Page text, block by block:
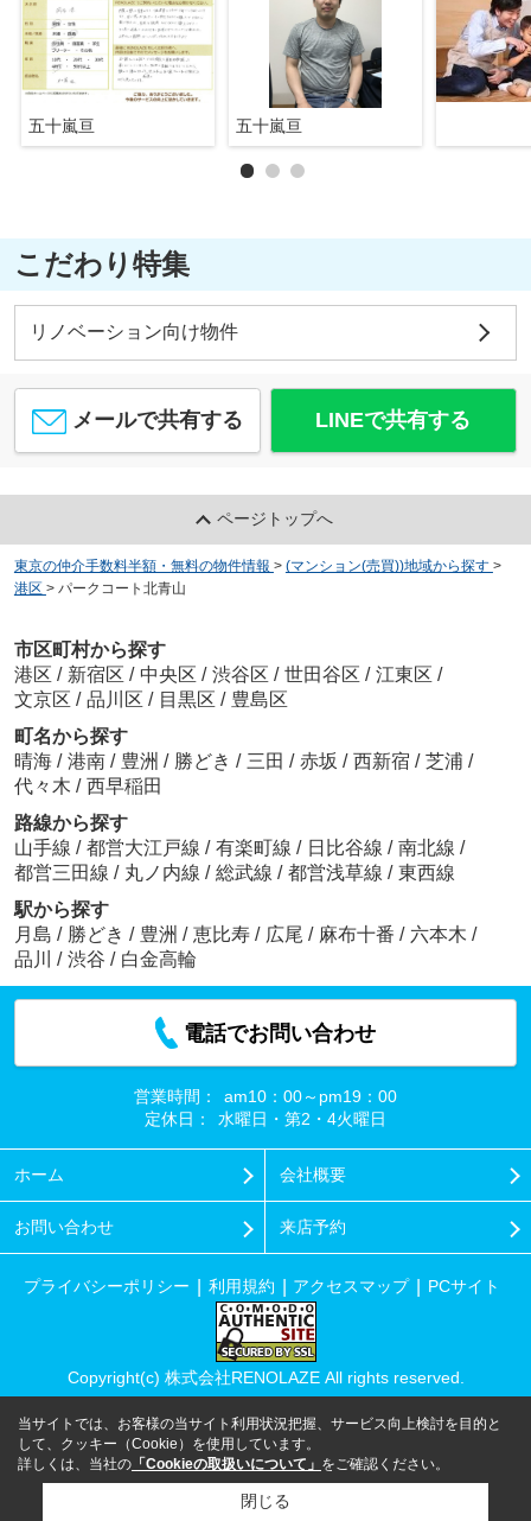
五十嵐亘 五十嵐亘
こだわり特集
リノベーション向け物件
メールで共有する LINEで共有する
ページトップへ
東京の仲介手数料半額・無料の物件情報 > (マンション(売買))地域から探す >
港区 > パークコート北青山
市区町村から探す
港区 / 新宿区 / 中央区 / 渋谷区 / 世田谷区 / 江東区 /
文京区 / 品川区 / 目黒区 / 豊島区
町名から探す
晴海 / 港南 / 豊洲 / 勝どき / 三田 / 赤坂 / 西新宿 / 芝浦 /
代々木 / 西早稲田
路線から探す
山手線 / 都営大江戸線 / 有楽町線 / 日比谷線 / 南北線 /
都営三田線 / 丸ノ内線 / 総武線 / 都営浅草線 / 東西線
駅から探す
月島 / 勝どき / 豊洲 / 恵比寿 / 広尾 / 麻布十番 / 六本木 /
品川
/ 渋谷 / 白金高輪
電話でお問い合わせ
営業時間：
am10：00～pm19：00
定休日：
水曜日・第2・4火曜日
ホーム 会社概要
お問い合わせ 来店予約
プライバシーポリシー 利用規約 アクセスマップ PCサイト
Copyright(c) 株式会社RENOLAZE All rights reserved.
当サイトでは、お客様の当サイト利用状況把握、サービス向上検討を目的と
して、クッキー（Cookie）を使用しています。
詳しくは、当社の 「Cookieの取扱いについて」 をご確認ください。
閉じる